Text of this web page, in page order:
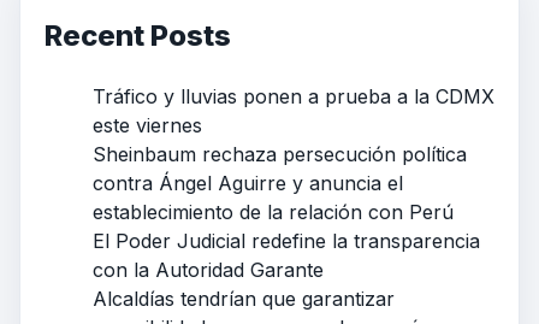
Recent Posts
Tráfico y lluvias ponen a prueba a la CDMX
este viernes
Sheinbaum rechaza persecución política
contra Ángel Aguirre y anuncia el
establecimiento de la relación con Perú
El Poder Judicial redefine la transparencia
con la Autoridad Garante
Alcaldías tendrían que garantizar